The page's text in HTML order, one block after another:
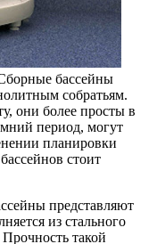
бассейны
собратьям.
они более просты в
период, могут
планировки
стоит
представляют
из стального
такой